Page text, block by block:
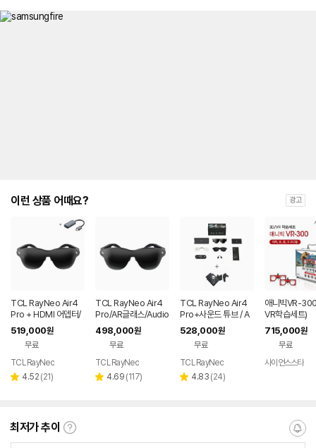
이런 상품 어때요? 광고
TCL RayNeo Air4
Pro + HDMI 어뎁터/
AR글래스
519,000원
무료
TCL RayNeo
별 4.52 리
(21)
TCL RayNeo Air4
Pro/AR글래스/Audio
by Bang&Olufsen
498,000원
무료
TCL RayNeo
별 4.69 리
(117)
TCL RayNeo Air4
Pro+사운드 튜브 / A
R글래스 / Bang&Oluf
sen
528,000원
무료
TCL RayNeo
별 4.83 리
(24)
애니빅VR-
VR학습세트)
715,000원
무료
사이언스스타
최저가 추이
최
알